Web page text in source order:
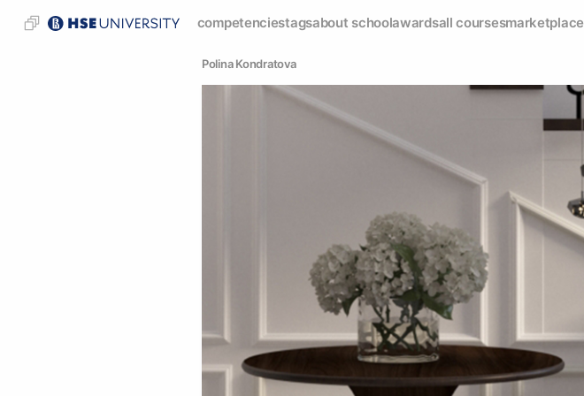
competenciestagsabout schoolawardsall coursesmarketplace
Polina Kondratova